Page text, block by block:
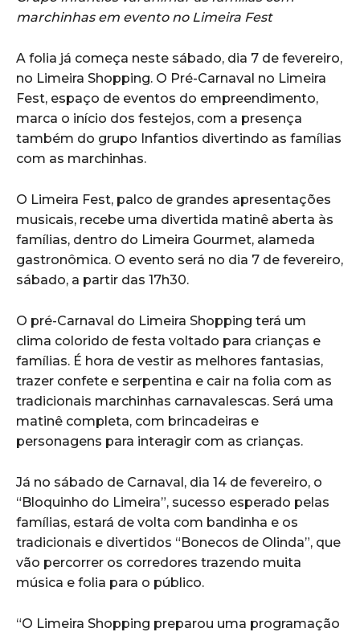
marchinhas em evento no Limeira Fest
A folia já começa neste sábado, dia 7 de fevereiro,
no Limeira Shopping. O Pré-Carnaval no Limeira
Fest, espaço de eventos do empreendimento,
marca o início dos festejos, com a presença
também do grupo Infantios divertindo as famílias
com as marchinhas.
O Limeira Fest, palco de grandes apresentações
musicais, recebe uma divertida matinê aberta às
famílias, dentro do Limeira Gourmet, alameda
gastronômica. O evento será no dia 7 de fevereiro,
sábado, a partir das 17h30.
O pré-Carnaval do Limeira Shopping terá um
clima colorido de festa voltado para crianças e
famílias. É hora de vestir as melhores fantasias,
trazer confete e serpentina e cair na folia com as
tradicionais marchinhas carnavalescas. Será uma
matinê completa, com brincadeiras e
personagens para interagir com as crianças.
Já no sábado de Carnaval, dia 14 de fevereiro, o
“Bloquinho do Limeira”, sucesso esperado pelas
famílias, estará de volta com bandinha e os
tradicionais e divertidos “Bonecos de Olinda”, que
vão percorrer os corredores trazendo muita
música e folia para o público.
“O Limeira Shopping preparou uma programação